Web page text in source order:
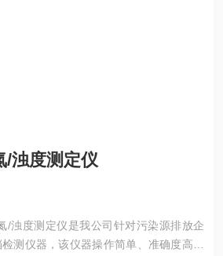
/浊度测定仪
/浊度测定仪是我公司针对污染源排放企
测仪器，该仪器操作简单、准确度高、